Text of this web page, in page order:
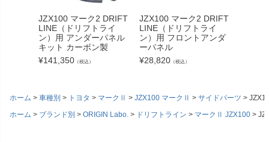
JZX100 マーク2 DRIFT
LINE（ドリフトライ
ン）用 アンダーパネル
キット カーボン製
¥141,350 （税込）
JZX100 マーク2 DRIFT
LINE（ドリフトライ
ン）用 フロントアンダ
ーパネル
¥28,820 （税込）
ホーム 車種別 トヨタ マークⅡ JZX100 マークⅡ サイドパーツ
ホーム
ブランド別 ORIGIN Labo. ドリフトライン マークⅡ JZX100